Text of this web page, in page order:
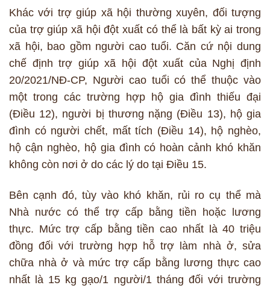
Khác với trợ giúp xã hội thường xuyên, đối tượng
của trợ giúp xã hội đột xuất có thể là bất kỳ ai trong
xã hội, bao gồm người cao tuổi. Căn cứ nội dung
chế định trợ giúp xã hội đột xuất của Nghị định
20/2021/NĐ-CP, Người cao tuổi có thể thuộc vào
một trong các trường hợp hộ gia đình thiếu đại
(Điều 12), người bị thương nặng (Điều 13), hộ gia
đình có người chết, mất tích (Điều 14), hộ nghèo,
hộ cận nghèo, hộ gia đình có hoàn cảnh khó khăn
không còn nơi ở do các lý do tại Điều 15.
Bên cạnh đó, tùy vào khó khăn, rủi ro cụ thể mà
Nhà nước có thể trợ cấp bằng tiền hoặc lương
thực. Mức trợ cấp bằng tiền cao nhất là 40 triệu
đồng đối với trường hợp hỗ trợ làm nhà ở, sửa
chữa nhà ở và mức trợ cấp bằng lương thực cao
nhất là 15 kg gạo/1 người/1 tháng đối với trường